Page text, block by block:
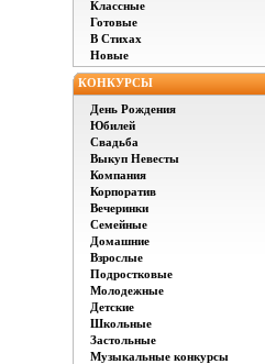
Классные
Готовые
В Стихах
Новые
КОНКУРСЫ
День Рождения
Юбилей
Свадьба
Выкуп Невесты
Компания
Корпоратив
Вечеринки
Семейные
Домашние
Взрослые
Подростковые
Молодежные
Детские
Школьные
Застольные
Музыкальные конкурсы